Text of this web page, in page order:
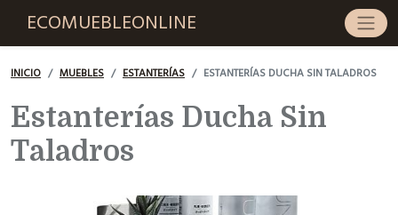
ECOMUEBLEONLINE
INICIO MUEBLES ESTANTERÍAS ESTANTERÍAS DUCHA SIN TALADROS
Estanterías Ducha Sin
Taladros